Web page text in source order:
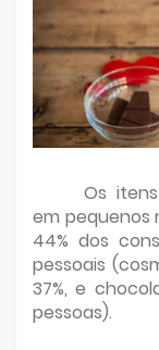
Os
em pequenos
44% dos
pessoais
37%, e
pessoas).